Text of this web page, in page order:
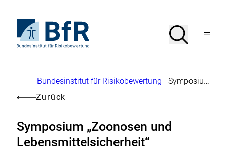
Seiteninhalt
springenStartseite
von
Suche
SucheMenü
Brotkrumennavigation
Bundesinstitut für Risikobewertung
Symposium „Zoonosen und Lebensmittelsicherheit“
Zurück
Symposium „Zoonosen und
Lebensmittelsicherheit“